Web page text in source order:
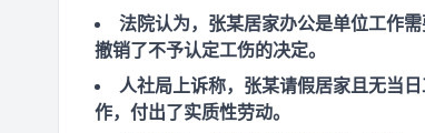
法院认为，张某居家办公是单位工作
撤销了不予认定工伤的决定。
人社局上诉称，张某请假居家且无当
作，付出了实质性劳动。